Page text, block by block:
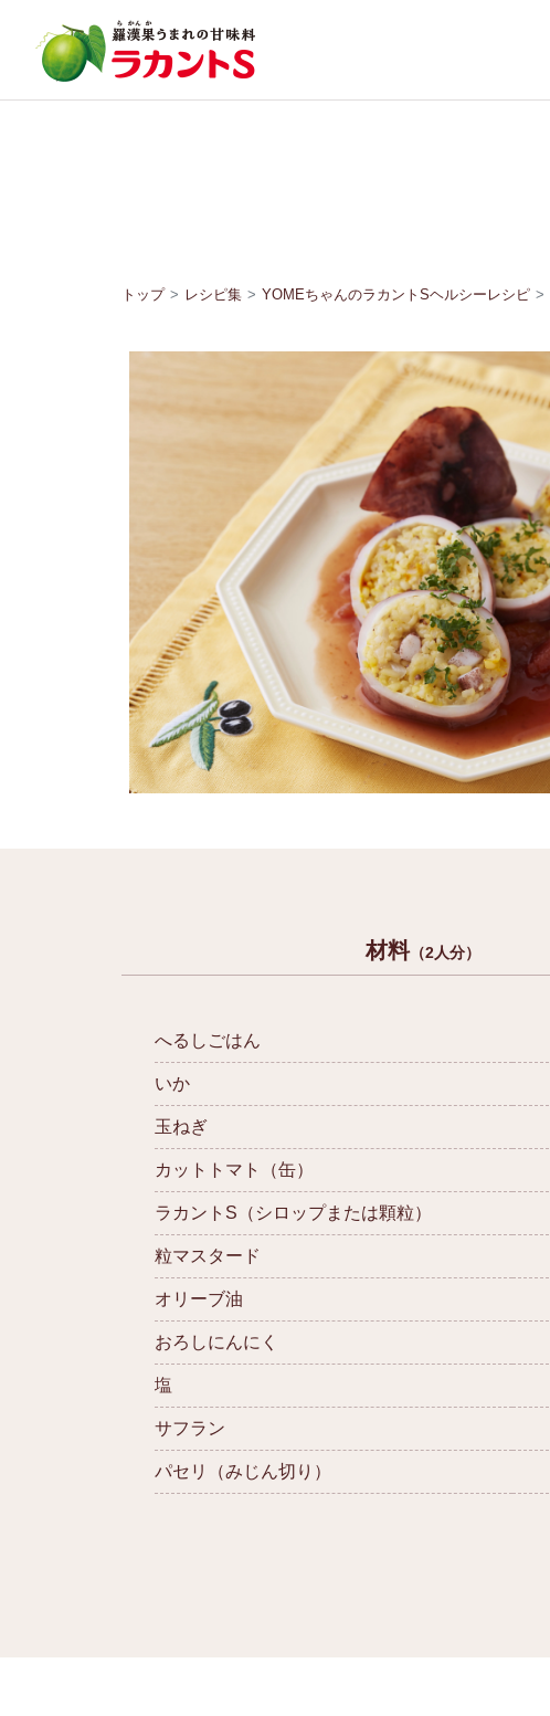
トップ レシピ集 YOMEちゃんのラカントSヘルシーレシピ
材料（2人分）
へるしごはん
いか
玉ねぎ
カットトマト（缶）
ラカントS（シロップまたは顆粒）
粒マスタード
オリーブ油
おろしにんにく
塩
サフラン
パセリ（みじん切り）